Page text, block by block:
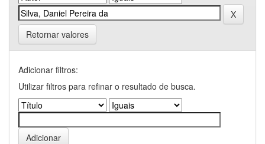
Retornar valores
Adicionar filtros:
Utilizar filtros para refinar o resultado de busca.